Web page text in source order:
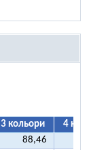
3 кольори
4
88,46